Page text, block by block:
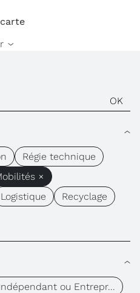
Régie technique
×
Logistique
Recyclage
ou Entrepr...